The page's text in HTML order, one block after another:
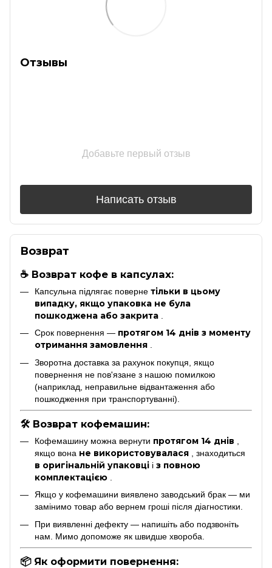
Отзывы
Добавьте первый отзыв
Написать отзыв
Возврат
☕ Возврат кофе в капсулах:
Капсульна підлягає поверне тільки в цьому
випадку, якщо упаковка не була
пошкоджена або закрита
Срок повернення — протягом 14 днів з моменту
отримання замовлення .
Зворотна доставка за рахунок покупця, якщо
повернення не пов'язане з нашою помилкою
(наприклад, неправильне відвантаження або
пошкодження при транспортуванні).
🛠 Возврат кофемашин:
Кофемашину можна вернути протягом 14 днів
якщо вона не використовувалася , знаходиться
в оригінальній упаковці і з повною
комплектацією
Якщо у кофемашини виявлено заводський брак — ми
замінимо товар або вернем гроші після діагностики.
При виявленні дефекту — напишіть або подзвоніть
нам. Мимо допоможе як швидше хвороба.
📦 Як оформити повернення: